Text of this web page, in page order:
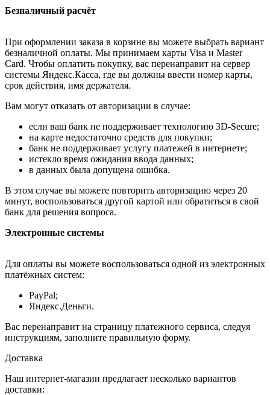
Безналичный расчёт
При оформлении заказа в корзине вы можете выбрать вариант
безналичной оплаты. Мы принимаем карты Visa и Master
Card. Чтобы оплатить покупку, вас перенаправит на сервер
системы Яндекс.Касса, где вы должны ввести номер карты,
срок действия, имя держателя.
Вам могут отказать от авторизации в случае:
если ваш банк не поддерживает технологию 3D-Secure;
на карте недостаточно средств для покупки;
банк не поддерживает услугу платежей в интернете;
истекло время ожидания ввода данных;
в данных была допущена ошибка.
В этом случае вы можете повторить авторизацию через 20
минут, воспользоваться другой картой или обратиться в свой
банк для решения вопроса.
Электронные системы
Для оплаты вы можете воспользоваться одной из электронных
платёжных систем:
PayPal;
Яндекс.Деньги.
Вас перенаправит на страницу платежного сервиса, следуя
инструкциям, заполните правильную форму.
Доставка
Наш интернет-магазин предлагает несколько вариантов
доставки: